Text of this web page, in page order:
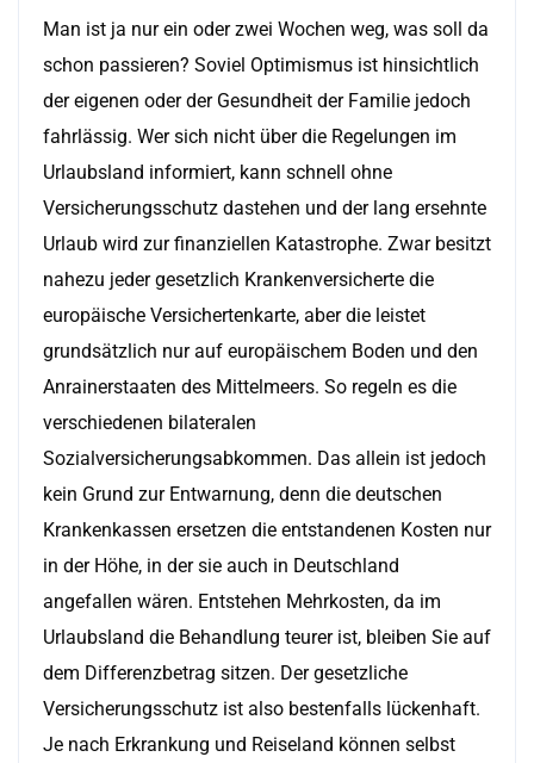
Man ist ja nur ein oder zwei Wochen weg, was soll da
schon passieren? Soviel Optimismus ist hinsichtlich
der eigenen oder der Gesundheit der Familie jedoch
fahrlässig. Wer sich nicht über die Regelungen im
Urlaubsland informiert, kann schnell ohne
Versicherungsschutz dastehen und der lang ersehnte
Urlaub wird zur finanziellen Katastrophe. Zwar besitzt
nahezu jeder gesetzlich Krankenversicherte die
europäische Versichertenkarte, aber die leistet
grundsätzlich nur auf europäischem Boden und den
Anrainerstaaten des Mittelmeers. So regeln es die
verschiedenen bilateralen
Sozialversicherungsabkommen. Das allein ist jedoch
kein Grund zur Entwarnung, denn die deutschen
Krankenkassen ersetzen die entstandenen Kosten nur
in der Höhe, in der sie auch in Deutschland
angefallen wären. Entstehen Mehrkosten, da im
Urlaubsland die Behandlung teurer ist, bleiben Sie auf
dem Differenzbetrag sitzen. Der gesetzliche
Versicherungsschutz ist also bestenfalls lückenhaft.
Je nach Erkrankung und Reiseland können selbst